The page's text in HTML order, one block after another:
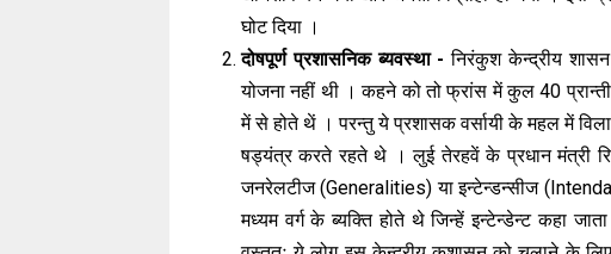
घोट दिया ।
दोषपूर्ण प्रशासनिक ब्यवस्था - निरंकुश केन्द्रीय
योजना नहीं थी । कहने को तो फ्रांस में कुल 40
में से होते थें । परन्तु ये प्रशासक वर्सायी के महल में
षड्यंत्र करते रहते थे । लुई तेरहवें के प्रधान मंत्री
जनरेलटीज (Generalities) या इन्टेन्डन्सीज
मध्यम वर्ग के ब्यक्ति होते थे जिन्हें इन्टेन्डेन्ट कहा